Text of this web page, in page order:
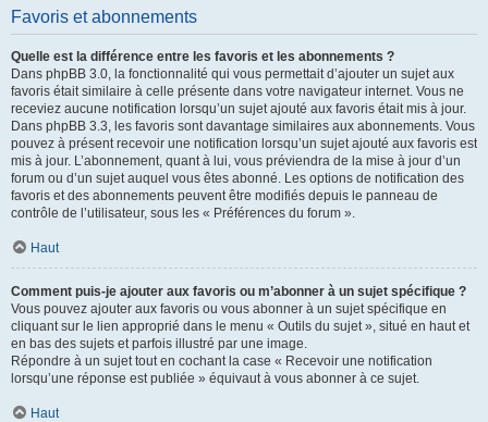
Favoris et abonnements
Quelle est la différence entre les favoris et les abonnements ?
Dans phpBB 3.0, la fonctionnalité qui vous permettait d’ajouter un sujet aux
favoris était similaire à celle présente dans votre navigateur internet. Vous ne
receviez aucune notification lorsqu’un sujet ajouté aux favoris était mis à jour.
Dans phpBB 3.3, les favoris sont davantage similaires aux abonnements. Vous
pouvez à présent recevoir une notification lorsqu’un sujet ajouté aux favoris est
mis à jour. L’abonnement, quant à lui, vous préviendra de la mise à jour d’un
forum ou d’un sujet auquel vous êtes abonné. Les options de notification des
favoris et des abonnements peuvent être modifiés depuis le panneau de
contrôle de l’utilisateur, sous les « Préférences du forum ».
Haut
Comment puis-je ajouter aux favoris ou m’abonner à un sujet spécifique ?
Vous pouvez ajouter aux favoris ou vous abonner à un sujet spécifique en
cliquant sur le lien approprié dans le menu « Outils du sujet », situé en haut et
en bas des sujets et parfois illustré par une image.
Répondre à un sujet tout en cochant la case « Recevoir une notification
lorsqu’une réponse est publiée » équivaut à vous abonner à ce sujet.
Haut